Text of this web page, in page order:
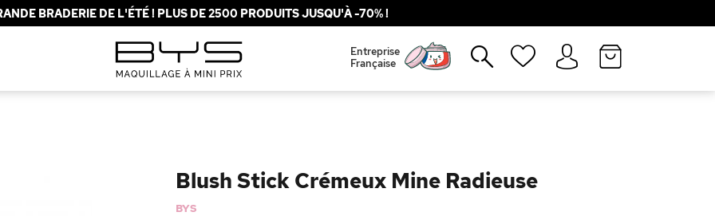
BRADERIE DE L'ÉTÉ ! PLUS DE 2500 PRODUITS JUSQU'À -70% !
Entreprise
Française
Blush Stick Crémeux Mine Radieuse
BYS